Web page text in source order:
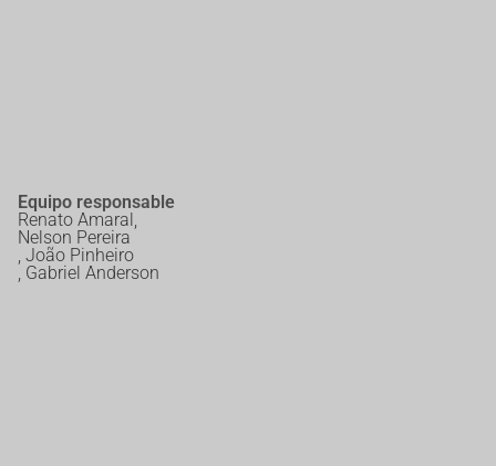
Equipo responsable
Renato Amaral,
Nelson Pereira
, João Pinheiro
, Gabriel Anderson